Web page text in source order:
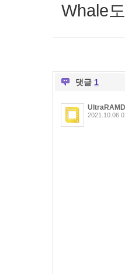
Whale
댓글 1
2021.10.06